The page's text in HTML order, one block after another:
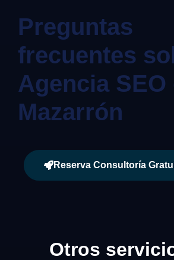
Preguntas
frecuentes
Agencia SEO
Mazarrón
Reserva Consultoría
Otros